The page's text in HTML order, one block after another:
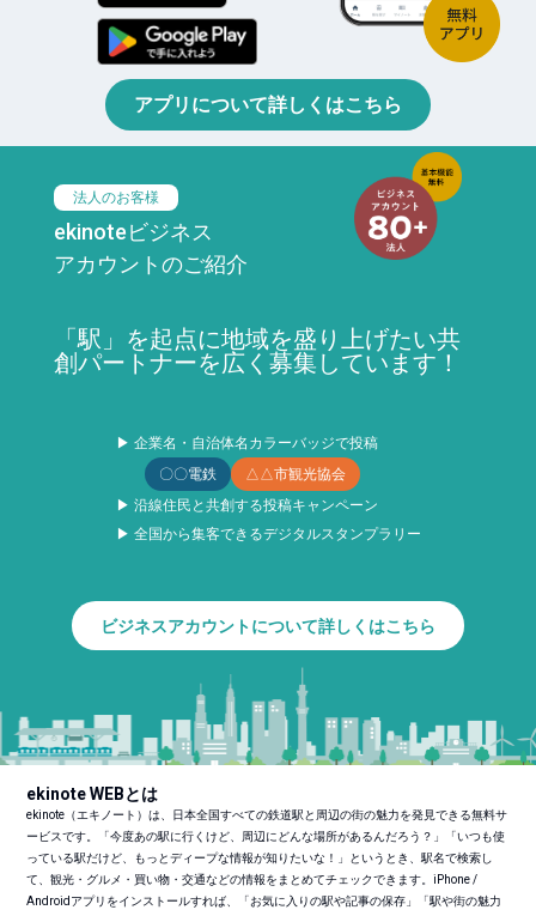
アプリについて詳しくはこちら
法人のお客様
ekinoteビジネス
アカウントのご紹介
「駅」を起点に地域を盛り上げたい共
創パートナーを広く募集しています！
▶ 企業名・自治体名カラーバッジで投稿
〇〇電鉄
△△市観光協会
▶ 沿線住民と共創する投稿キャンペーン
▶ 全国から集客できるデジタルスタンプラリー
ビジネスアカウントについて詳しくはこちら
ekinote WEBとは
ekinote（エキノート）は、日本全国すべての鉄道駅と周辺の街の魅力を発見できる無料サ
ービスです。「今度あの駅に行くけど、周辺にどんな場所があるんだろう？」「いつも使
っている駅だけど、もっとディープな情報が知りたいな！」というとき、駅名で検索し
て、観光・グルメ・買い物・交通などの情報をまとめてチェックできます。iPhone /
Androidアプリをインストールすれば、「お気に入りの駅や記事の保存」「駅や街の魅力